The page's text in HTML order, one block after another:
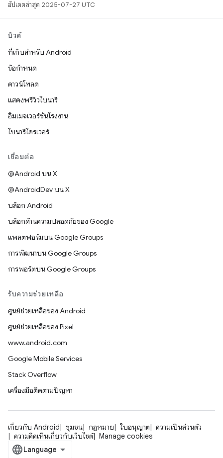
อัปเดตล่าสุด 2025-07-27 UTC
บิวด์
ที่เก็บสำหรับ Android
ข้อกำหนด
ดาวน์โหลด
แสดงพรีวิวไบนารี
อิมเมจเวอร์ชันโรงงาน
ไบนารีไดรเวอร์
เชื่อมต่อ
@Android บน X
@AndroidDev บน X
บล็อก Android
บล็อกด้านความปลอดภัยของ Google
แพลตฟอร์มบน Google Groups
การพัฒนาบน Google Groups
การพอร์ตบน Google Groups
รับความช่วยเหลือ
ศูนย์ช่วยเหลือของ Android
ศูนย์ช่วยเหลือของ Pixel
www.android.com
Google Mobile Services
Stack Overflow
เครื่องมือติดตามปัญหา
เกี่ยวกับ Android ชุมชน กฎหมาย ใบอนุญาต
ความเป็นส่วนตัว
ความคิดเห็นเกี่ยวกับเว็บไซต์
Manage cookies